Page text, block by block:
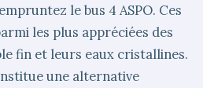
le bus 4 ASPO. Ces
les plus appréciées des
fin et leurs eaux cristallines.
une alternative